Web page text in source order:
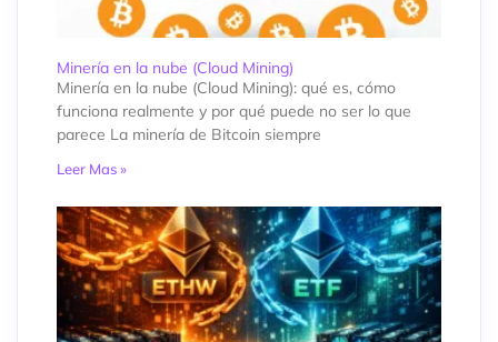
Minería en la nube (Cloud Mining)
Minería en la nube (Cloud Mining): qué es, cómo
funciona realmente y por qué puede no ser lo que
parece La minería de Bitcoin siempre
Leer Mas »